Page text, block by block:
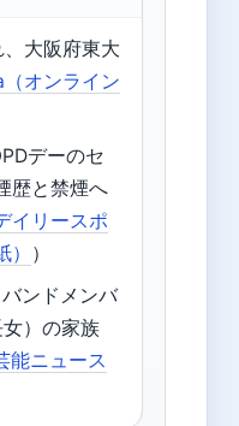
、大阪府東大
オンライン
デーのセ
歴と禁煙へ
イリースポ
）
ンドメンバ
）の家族
能ニュース